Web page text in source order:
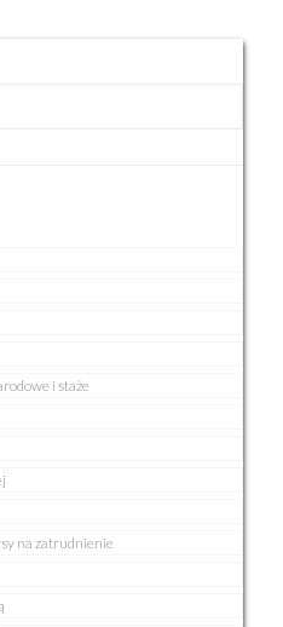
i staże
na zatrudnienie